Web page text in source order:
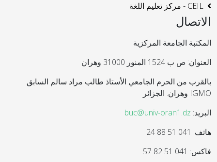
CEIL - مركز تعليم اللغة
الاتصال
المكتبة الجامعة المركزية
العنوان: ص ب 1524 المنور 31000 وهران
بالقرب من الحرم الجامعي الأستاذ طالب مراد سالم السابق
IGMO وهران. الجزائر
البريد: buc@univ-oran1.dz
هاتف: 041 51 88 24
فاكس: 041 51 82 57